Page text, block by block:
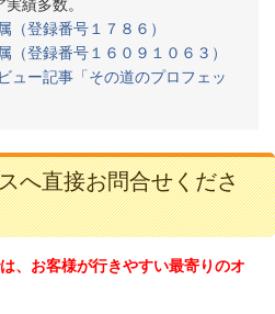
績多数。
（登録番号１７８６）
（登録番号１６０９１０６３）
ュー記事「その道のプロフェッ
へ直接お問合せくださ
、お客様が行きやすい最寄りのオ